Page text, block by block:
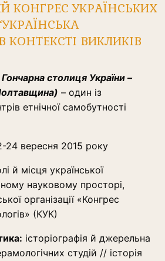
КОНГРЕС УКРАЇНСЬКИХ
КОНТЕКСТІ ВИКЛИКІВ
Гончарна столиця України –
– один із
етнічної самобутності
24 вересня 2015 року
й місця української
науковому просторі,
організації «Конгрес
(КУК)
історіографія й джерельна
студій // історія